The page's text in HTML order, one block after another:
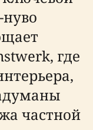
где
частной